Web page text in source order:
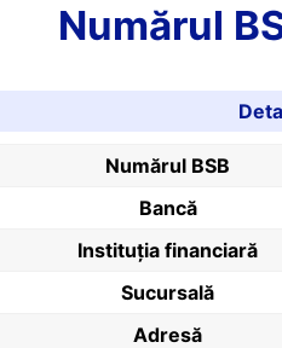
Numărul
Numărul BSB
Bancă
Instituția financiară
Sucursală
Adresă